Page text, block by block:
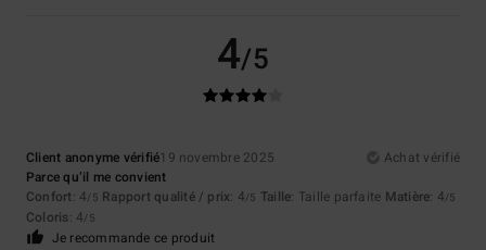
4/5
Client anonyme vérifié19 novembre 2025
Achat vérifié
Parce qu’il me convient
Confort: 4/5 Rapport qualité / prix: 4/5 Taille: Taille parfaite Matière: 4/5
Coloris: 4/5
Je recommande ce produit